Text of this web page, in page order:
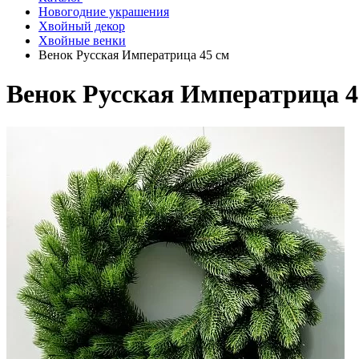
Новогодние украшения
Хвойный декор
Хвойные венки
Венок Русская Императрица 45 см
Венок Русская Императрица